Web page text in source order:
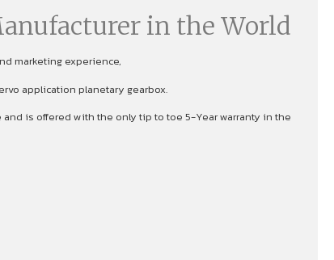
in the World
marketing experience,
application planetary gearbox.
is offered with the only tip to toe 5-Year warranty in the